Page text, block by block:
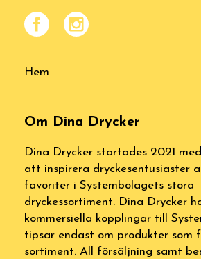
Hem
Om Dina Drycker
Dina Drycker startades 2021
att inspirera dryckesentusiaster
favoriter i Systembolagets stora
dryckessortiment. Dina Drycker
kommersiella kopplingar till
tipsar endast om produkter som
sortiment. All försäljning samt